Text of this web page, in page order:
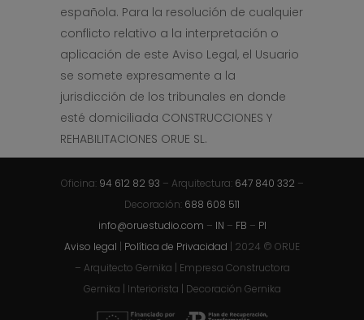
española. Para la resolución de cualquier
conflicto relativo a la interpretación o
aplicación de este Aviso Legal, el Usuario
se somete expresamente a la
jurisdicción de los tribunales en donde
esté domiciliada CONSTRUCCIONES Y
REHABILITACIONES ORUE SL.
Oficina: 94 612 82 93 – Arquitectura: 647 840 332 –
Decoración: 688 608 511
info@oruestudio.com – IN – FB – PI
Aviso legal | Política de Privacidad | 2024 © ORUE
– Arquitecto Gernika | Empresa Constructora
Gernika | Interiorista | Decoración Gernika